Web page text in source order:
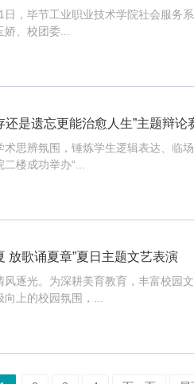
日，毕节工业职业技术学院社会服务
、校团委...
还是遗忘更能治愈人生”主题辩论
术思辨氛围，锤炼学生逻辑表达、临
楼成功举办“...
放歌诵夏章”夏日主题文艺表演
风逐光。为深耕美育教育，丰富校园
上的校园氛围，...